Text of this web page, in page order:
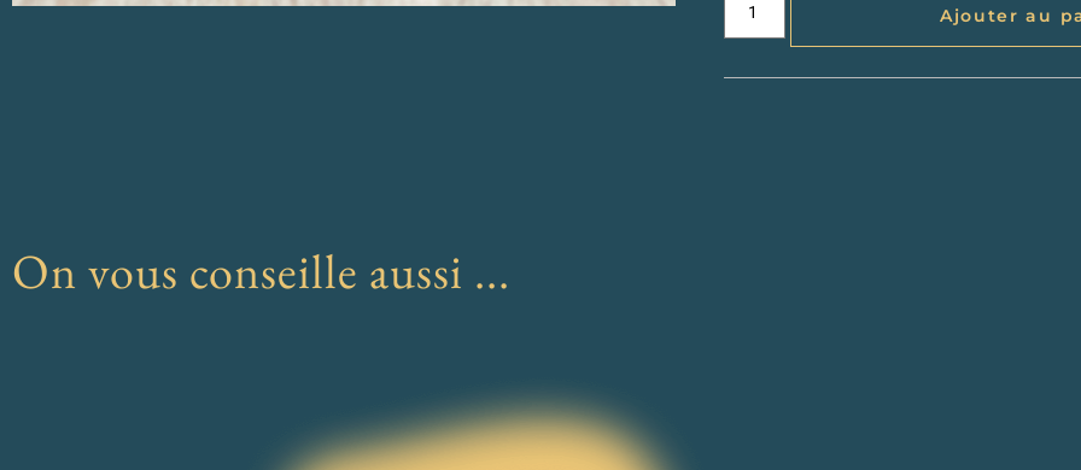
Ajouter au
On vous conseille aussi ...